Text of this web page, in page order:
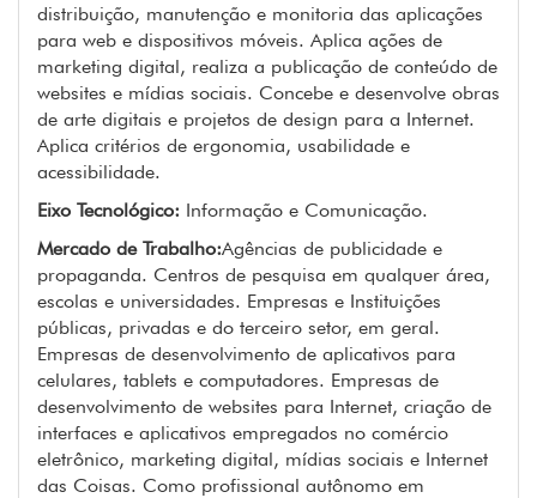
distribuição, manutenção e monitoria das aplicações
para web e dispositivos móveis. Aplica ações de
marketing digital, realiza a publicação de conteúdo de
websites e mídias sociais. Concebe e desenvolve obras
de arte digitais e projetos de design para a Internet.
Aplica critérios de ergonomia, usabilidade e
acessibilidade.
Eixo Tecnológico: Informação e Comunicação.
Mercado de Trabalho:Agências de publicidade e
propaganda. Centros de pesquisa em qualquer área,
escolas e universidades. Empresas e Instituições
públicas, privadas e do terceiro setor, em geral.
Empresas de desenvolvimento de aplicativos para
celulares, tablets e computadores. Empresas de
desenvolvimento de websites para Internet, criação de
interfaces e aplicativos empregados no comércio
eletrônico, marketing digital, mídias sociais e Internet
das Coisas. Como profissional autônomo em